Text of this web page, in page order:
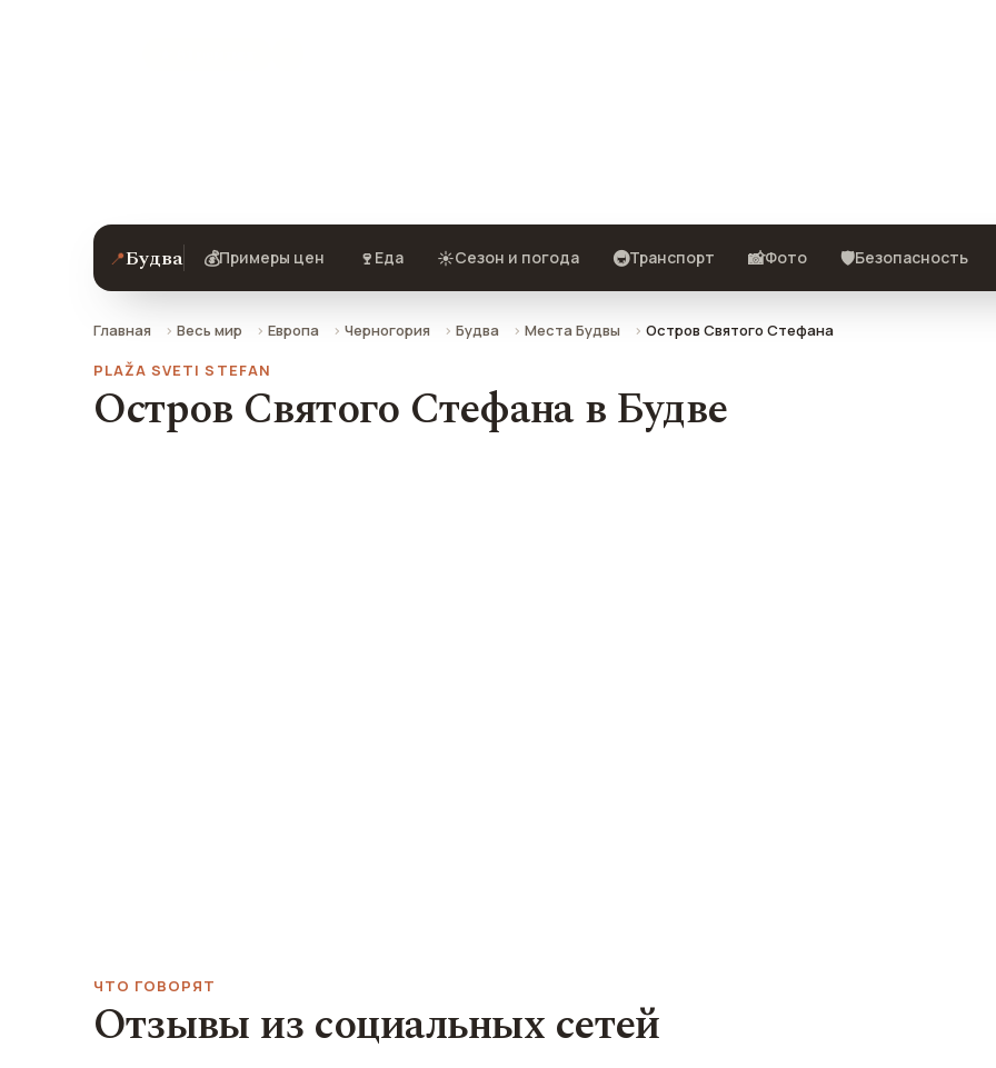
📍Будва 💰Примеры цен 🍷 Еда ☀️Сезон и погода 🚇Транспорт 📸Фото 🛡️Безопасность
Главная Весь мир Европа Черногория Будва Места Будвы
Остров Святого Стефана
PLAŽA SVETI STEFAN
Остров Святого Стефана в Будве
ЧТО ГОВОРЯТ
Отзывы из социальных сетей